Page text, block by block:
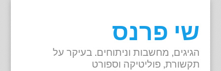
שי פרנס
הגיגים, מחשבות וניתוחים. בעיקר על
תקשורת, פוליטיקה וספורט